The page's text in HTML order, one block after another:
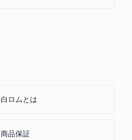
白ロムとは
商品保証